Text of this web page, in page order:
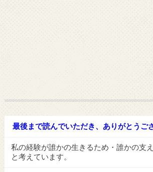
最後まで読んでいただき、ありがとうご
私の経験が誰かの生きるため・誰かの支
と考えています。